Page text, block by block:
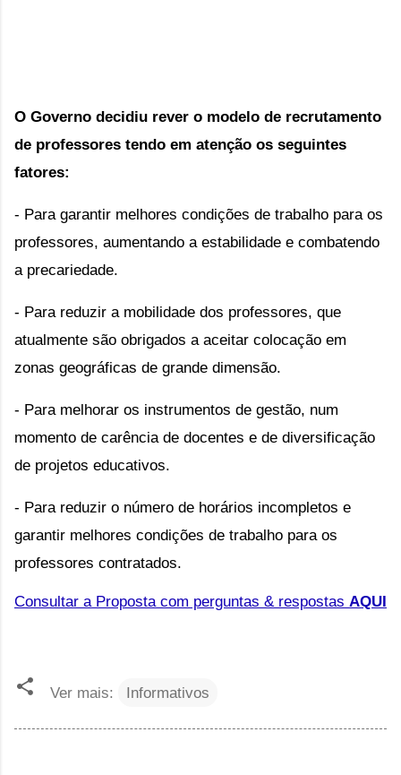
O Governo decidiu rever o modelo de recrutamento
de professores tendo em atenção os seguintes
fatores:
- Para garantir melhores condições de trabalho para os
professores, aumentando a estabilidade e combatendo
a precariedade.
- Para reduzir a mobilidade dos professores, que
atualmente são obrigados a aceitar colocação em
zonas geográficas de grande dimensão.
- Para melhorar os instrumentos de gestão, num
momento de carência de docentes e de diversificação
de projetos educativos.
- Para reduzir o número de horários incompletos e
garantir melhores condições de trabalho para os
professores contratados.
Consultar a Proposta com perguntas & respostas AQUI
Ver mais: Informativos